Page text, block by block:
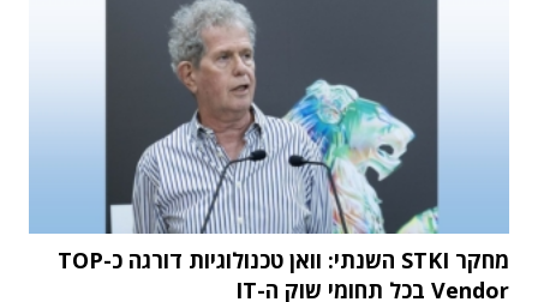
מחקר STKI השנתי: וואן טכנולוגיות דורגה כ-TOP
Vendor בכל תחומי שוק ה-IT